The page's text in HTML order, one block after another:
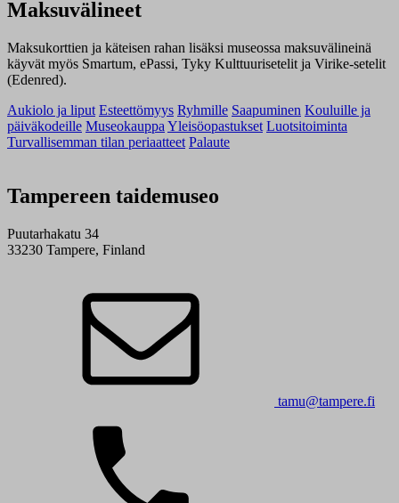
Maksuvälineet
Maksukorttien ja käteisen rahan lisäksi museossa maksuvälineinä
käyvät myös Smartum, ePassi, Tyky Kulttuurisetelit ja Virike-setelit
(Edenred).
Aukiolo ja liput Esteettömyys Ryhmille Saapuminen Kouluille ja
päiväkodeille Museokauppa Yleisöopastukset Luotsitoiminta
Turvallisemman tilan periaatteet Palaute
Tampereen taidemuseo
Puutarhakatu 34
33230 Tampere, Finland
tamu@tampere.fi